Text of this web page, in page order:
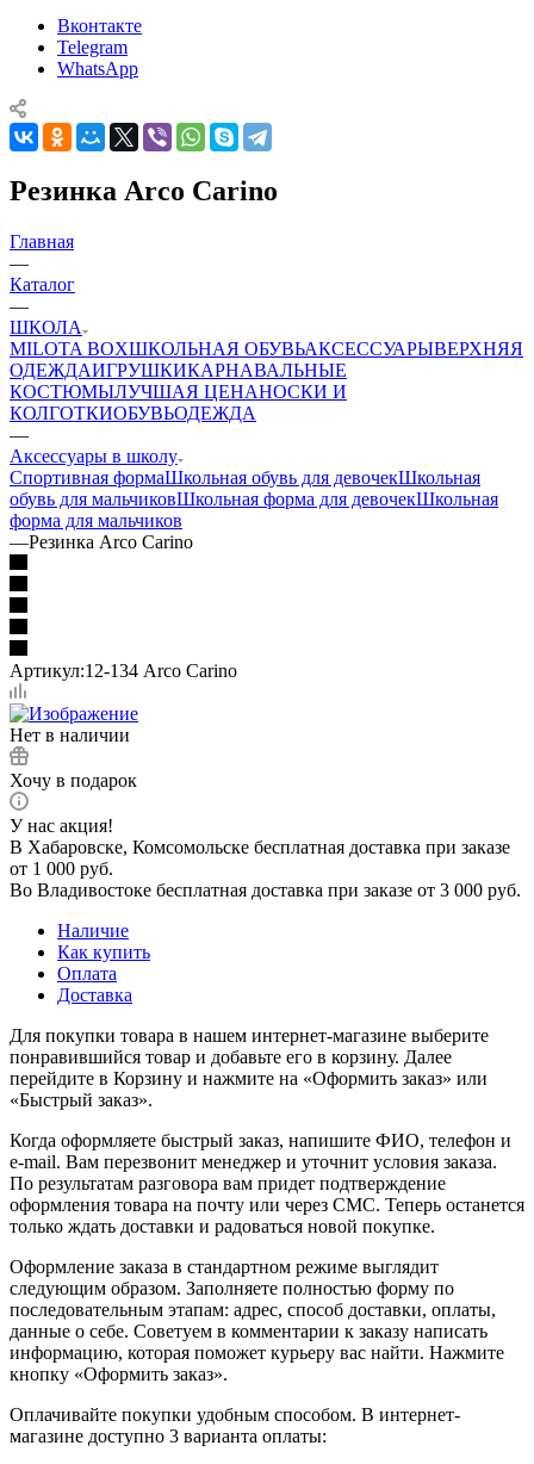
Вконтакте
Telegram
WhatsApp
Резинка Arco Carino
Главная
—
Каталог
—
ШКОЛА
MILOTA BOXШКОЛЬНАЯ ОБУВЬАКСЕССУАРЫВЕРХНЯЯ
ОДЕЖДАИГРУШКИКАРНАВАЛЬНЫЕ
КОСТЮМЫЛУЧШАЯ ЦЕНАНОСКИ И
КОЛГОТКИОБУВЬОДЕЖДА
—
Аксессуары в школу
Спортивная формаШкольная обувь для девочекШкольная
обувь для мальчиковШкольная форма для девочекШкольная
форма для мальчиков
—Резинка Arco Carino
Артикул:12-134 Arco Carino
Нет в наличии
Хочу в подарок
У нас акция!
В Хабаровске, Комсомольске бесплатная доставка при заказе
от 1 000 руб.
Во Владивостоке бесплатная доставка при заказе от 3 000 руб.
Наличие
Как купить
Оплата
Доставка
Для покупки товара в нашем интернет-магазине выберите
понравившийся товар и добавьте его в корзину. Далее
перейдите в Корзину и нажмите на «Оформить заказ» или
«Быстрый заказ».
Когда оформляете быстрый заказ, напишите ФИО, телефон и
e-mail. Вам перезвонит менеджер и уточнит условия заказа.
По результатам разговора вам придет подтверждение
оформления товара на почту или через СМС. Теперь останется
только ждать доставки и радоваться новой покупке.
Оформление заказа в стандартном режиме выглядит
следующим образом. Заполняете полностью форму по
последовательным этапам: адрес, способ доставки, оплаты,
данные о себе. Советуем в комментарии к заказу написать
информацию, которая поможет курьеру вас найти. Нажмите
кнопку «Оформить заказ».
Оплачивайте покупки удобным способом. В интернет-
магазине доступно 3 варианта оплаты: